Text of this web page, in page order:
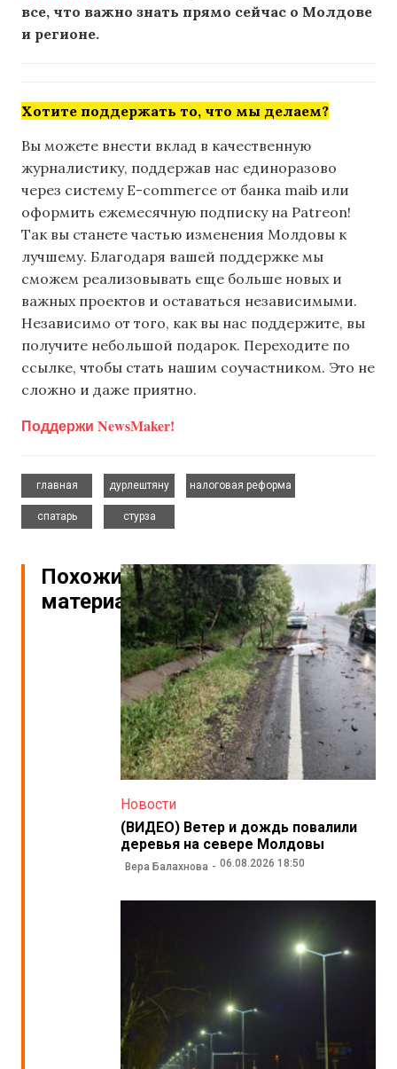
все, что важно знать прямо сейчас о Молдове
и регионе.
Хотите поддержать то, что мы делаем?
Вы можете внести вклад в качественную
журналистику, поддержав нас единоразово
через систему E-commerce от банка maib или
оформить ежемесячную подписку на Patreon!
Так вы станете частью изменения Молдовы к
лучшему. Благодаря вашей поддержке мы
сможем реализовывать еще больше новых и
важных проектов и оставаться независимыми.
Независимо от того, как вы нас поддержите, вы
получите небольшой подарок. Переходите по
ссылке, чтобы стать нашим соучастником. Это не
сложно и даже приятно.
Поддержи NewsMaker!
главная
дурлештяну
налоговая реформа
спатарь
стурза
Похожие
материалы
Новости
(ВИДЕО) Ветер и дождь повалили
деревья на севере Молдовы
Вера Балахнова 06.08.2026 18:50